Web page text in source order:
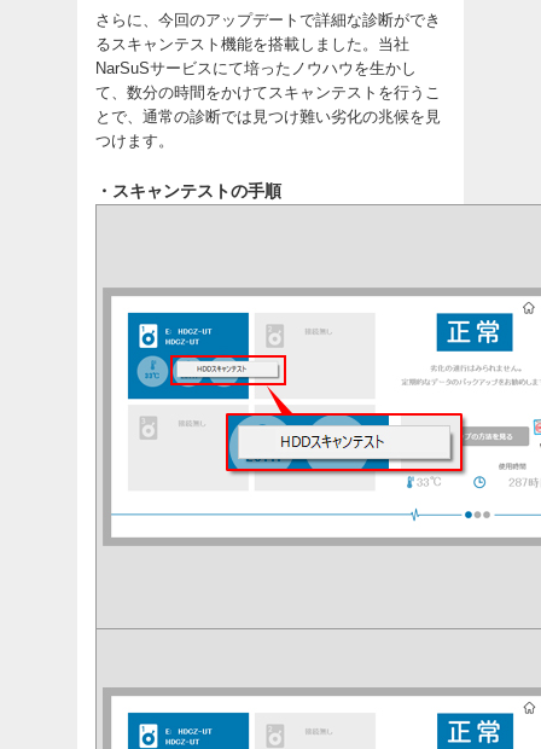
さらに、今回のアップデートで詳細な診断ができ
るスキャンテスト機能を搭載しました。当社
NarSuSサービスにて培ったノウハウを生かし
て、数分の時間をかけてスキャンテストを行うこ
とで、通常の診断では見つけ難い劣化の兆候を見
つけます。
・スキャンテストの手順